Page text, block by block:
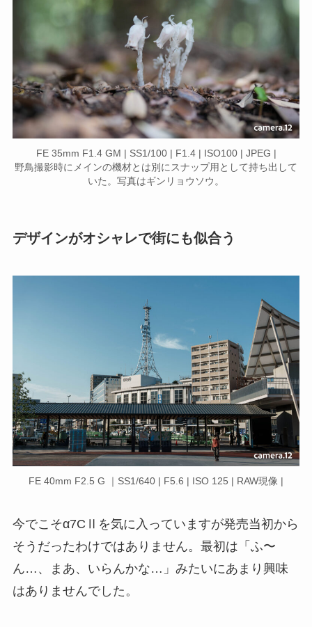
FE 35mm F1.4 GM | SS1/100 | F1.4 | ISO100 | JPEG |
野鳥撮影時にメインの機材とは別にスナップ用として持ち出して
いた。写真はギンリョウソウ。
デザインがオシャレで街にも似合う
FE 40mm F2.5 G ｜SS1/640 | F5.6 | ISO 125 | RAW現像 |
今でこそα7CⅡを気に入っていますが発売当初から
そうだったわけではありません。最初は「ふ〜
ん…、まあ、いらんかな…」みたいにあまり興味
はありませんでした。